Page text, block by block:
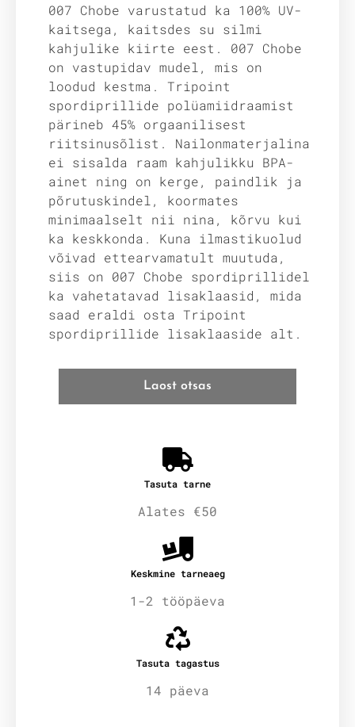
007 Chobe varustatud ka 100% UV-
kaitsega, kaitsdes su silmi
kahjulike kiirte eest. 007 Chobe
on vastupidav mudel, mis on
loodud kestma. Tripoint
spordiprillide polüamiidraamist
pärineb 45% orgaanilisest
riitsinusõlist. Nailonmaterjalina
ei sisalda raam kahjulikku BPA-
ainet ning on kerge, paindlik ja
põrutuskindel, koormates
minimaalselt nii nina, kõrvu kui
ka keskkonda. Kuna ilmastikuolud
võivad ettearvamatult muutuda,
siis on 007 Chobe spordiprillidel
ka vahetatavad lisaklaasid, mida
saad eraldi osta Tripoint
spordiprillide lisaklaaside alt.
Laost otsas
Tasuta tarne
Alates €50
Keskmine tarneaeg
1-2 tööpäeva
Tasuta tagastus
14 päeva